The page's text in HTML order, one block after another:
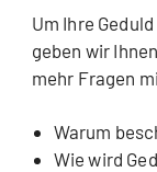
Um Ihre
geben wir
mehr Fragen
Warum
Wie wird